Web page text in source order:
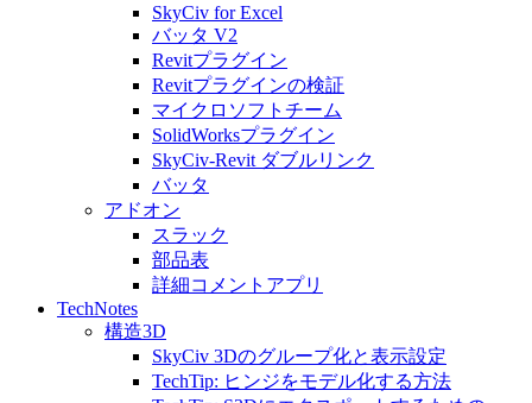
SkyCiv for Excel
バッタ V2
Revitプラグイン
Revitプラグインの検証
マイクロソフトチーム
SolidWorksプラグイン
SkyCiv-Revit ダブルリンク
バッタ
アドオン
スラック
部品表
詳細コメントアプリ
TechNotes
構造3D
SkyCiv 3Dのグループ化と表示設定
TechTip: ヒンジをモデル化する方法